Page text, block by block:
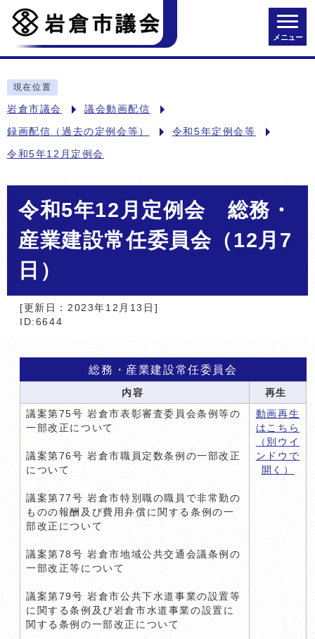
メニュー
現在位置
岩倉市議会 議会動画配信
録画配信（過去の定例会等） 令和5年定例会等
令和5年12月定例会
令和5年12月定例会 総務・
産業建設常任委員会（12月7
日）
[更新日：2023年12月13日]
ID:6644
総務・産業建設常任委員会
内容
再生
議案第75号 岩倉市表彰審査委員会条例等の
一部改正について
議案第76号 岩倉市職員定数条例の一部改正
について
議案第77号 岩倉市特別職の職員で非常勤の
ものの報酬及び費用弁償に関する条例の一
部改正について
議案第78号 岩倉市地域公共交通会議条例の
一部改正等について
議案第79号 岩倉市公共下水道事業の設置等
に関する条例及び岩倉市水道事業の設置に
関する条例の一部改正について
動画再生
はこちら
（別ウイ
ンドウで
開く）